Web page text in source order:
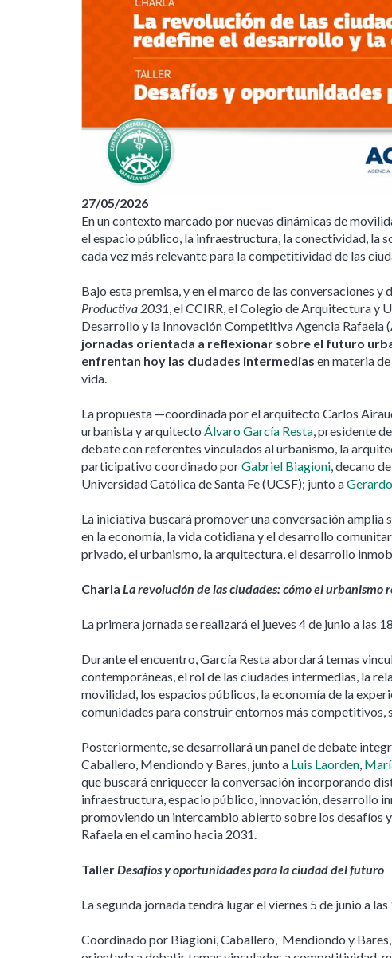
27/05/2026
En un contexto marcado por nuevas dinámicas de
el espacio público, la infraestructura, la conectividad, la
cada vez más relevante para la competitividad de las
Bajo esta premisa, y en el marco de las conversaciones
Productiva 2031, el CCIRR, el Colegio de Arquitectura y
Desarrollo y la Innovación Competitiva Agencia Rafaela
jornadas orientada a reflexionar sobre el futuro
enfrentan hoy las ciudades intermedias en materia
vida.
La propuesta —coordinada por el arquitecto Carlos
urbanista y arquitecto Álvaro García Resta, presidente
debate con referentes vinculados al urbanismo, la
participativo coordinado porGabriel Biagioni, decano
Universidad Católica de Santa Fe (UCSF); junto a
La iniciativa buscará promover una conversación
en la economía, la vida cotidiana y el desarrollo
privado, el urbanismo, la arquitectura, el desarrollo
Charla La revolución de las ciudades: cómo el
La primera jornada se realizará el jueves 4 de junio a las
Durante el encuentro, García Resta abordará temas
contemporáneas, el rol de las ciudades intermedias, la
movilidad, los espacios públicos, la economía de la
comunidades para construir entornos más
Posteriormente, se desarrollará un panel de debate
Caballero, Mendiondo y Bares, junto a Luis Laorden,
que buscará enriquecer la conversación incorporando
infraestructura, espacio público, innovación,
promoviendo un intercambio abierto sobre los desafíos
Rafaela en el camino hacia 2031.
TallerDesafíos y oportunidades para la ciudad del futuro
La segunda jornada tendrá lugar el viernes 5 de junio a
Coordinado por Biagioni, Caballero, Mendiondo y